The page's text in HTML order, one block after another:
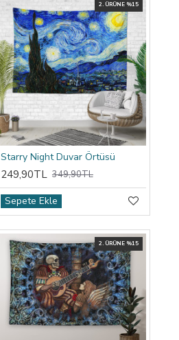
2. ÜRÜNE %15
Starry Night Duvar Örtüsü
249,90TL 349,90TL
Sepete Ekle
2. ÜRÜNE %15